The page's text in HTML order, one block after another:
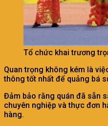
Tổ chức khai trương
Quan trọng không kém là
thông tốt nhất để quảng bá
Đảm bảo rằng quán đã sẵn
chuyên nghiệp và thực đơn
hàng.